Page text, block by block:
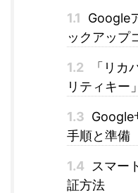
1.1
Google
ックアップ
1.2
「リカ
リティキー
1.3 Google
手順と準備
1.4
スマー
証方法